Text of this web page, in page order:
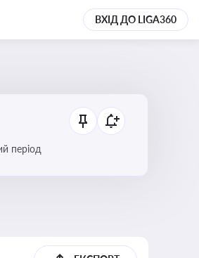
ВХІД ДО LIGA360
період